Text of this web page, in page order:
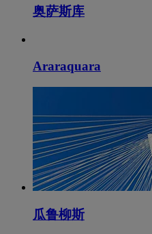
奥萨斯库
Araraquara
瓜鲁柳斯